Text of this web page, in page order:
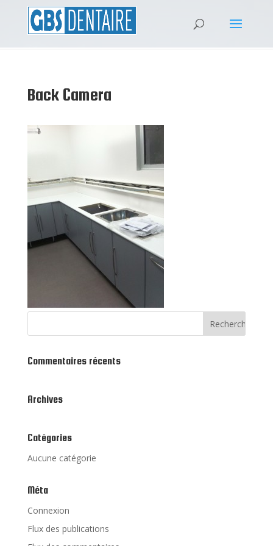
Back Camera
Commentaires récents
Archives
Catégories
Aucune catégorie
Méta
Connexion
Flux des publications